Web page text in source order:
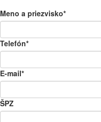
Meno a priezvisko*
Telefón*
E-mail*
ŠPZ